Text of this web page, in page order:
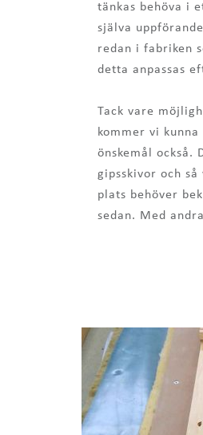
tänkas behöva i
själva
redan i fabriken
detta anpassas
Tack vare
kommer vi
önskemål också.
gipsskivor och
plats behöver
sedan. Med